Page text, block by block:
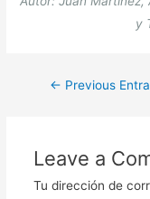
y
← Previous
Leave a
Tu dirección de